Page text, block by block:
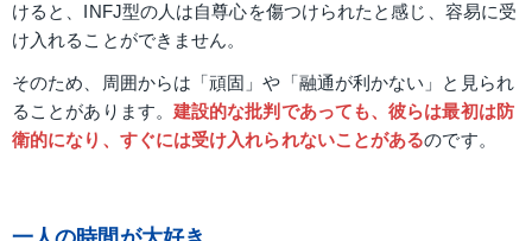
けると、INFJ型の人は自尊心を傷つけられたと感じ、容易に受
け入れることができません。
そのため、周囲からは「頑固」や「融通が利かない」と見られ
ることがあります。 建設的な批判であっても、彼らは最初は防
衛的になり、すぐには受け入れられないことがあるのです。